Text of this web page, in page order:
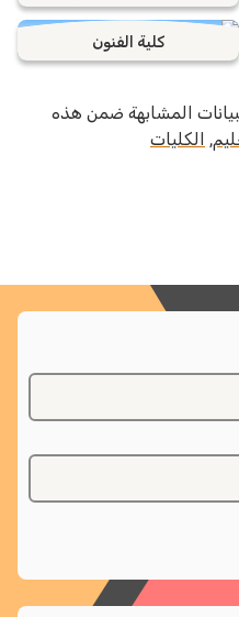
كلية الفنون
المشابهة ضمن هذه